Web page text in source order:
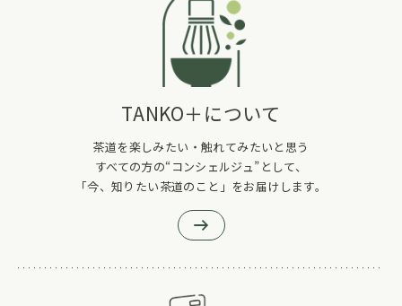
TANKO＋について
茶道を楽しみたい・触れてみたいと思う
すべての方の“コンシェルジュ”として、
「今、知りたい茶道のこと」をお届けします。